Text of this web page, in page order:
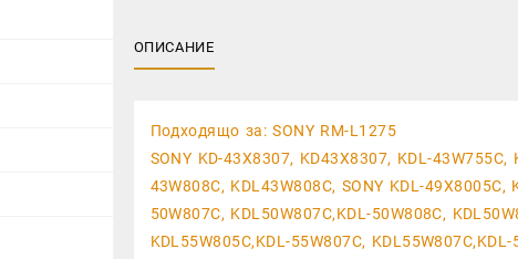
ОПИСАНИЕ
Подходящо за: SONY RM-L1275
SONY KD-43X8307, KD43X8307, KDL-43W755C,
43W808C, KDL43W808C, SONY KDL-
50W807C, KDL50W807C,KDL-50W808C,
KDL55W805C,KDL-55W807C,